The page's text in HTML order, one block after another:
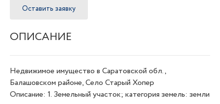
Оставить заявку
ОПИСАНИЕ
Недвижимое имущество в Саратовской обл.,
Балашовском районе, Село Старый Хопер
Описание: 1. Земельный участок; категория земель: земли